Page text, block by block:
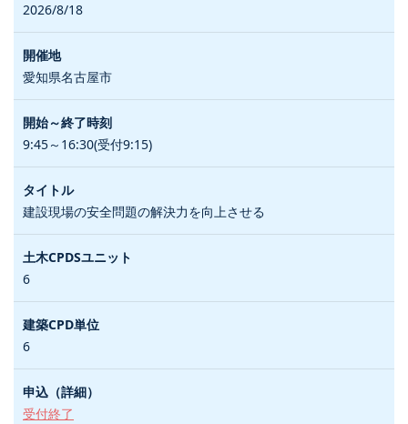
2026/8/18
愛知県名古屋市
9:45～16:30(受付9:15)
建設現場の安全問題の解決力を向上させる
6
6
受付終了